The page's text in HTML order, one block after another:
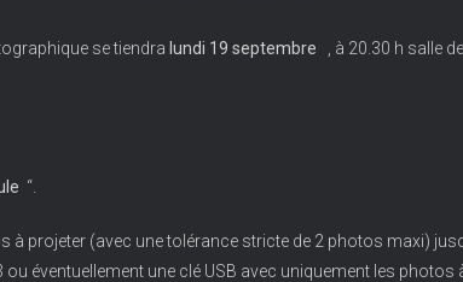
se tiendra lundi 19 septembre
, à 20.30 h salle
“.
à projeter (avec une tolérance stricte de 2 photos maxi)
éventuellement une clé USB avec uniquement les photos